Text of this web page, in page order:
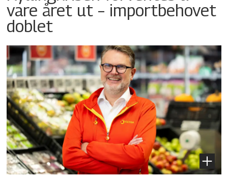
vare året ut – importbehovet
doblet